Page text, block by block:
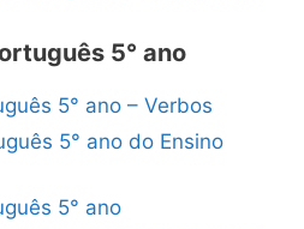
5° ano
5° ano – Verbos
5° ano do Ensino
5° ano